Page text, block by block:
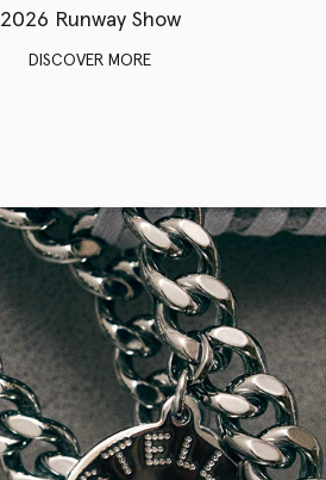
2026 Runway Show
DISCOVER MORE